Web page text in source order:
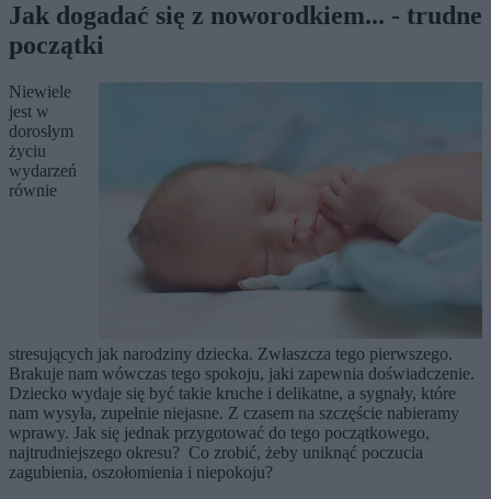
Jak dogadać się z noworodkiem... - trudne
początki
Niewiele
jest w
dorosłym
życiu
wydarzeń
równie
stresujących jak narodziny dziecka. Zwłaszcza tego pierwszego.
Brakuje nam wówczas tego spokoju, jaki zapewnia doświadczenie.
Dziecko wydaje się być takie kruche i delikatne, a sygnały, które
nam wysyła, zupełnie niejasne. Z czasem na szczęście nabieramy
wprawy. Jak się jednak przygotować do tego początkowego,
najtrudniejszego okresu? Co zrobić, żeby uniknąć poczucia
zagubienia, oszołomienia i niepokoju?